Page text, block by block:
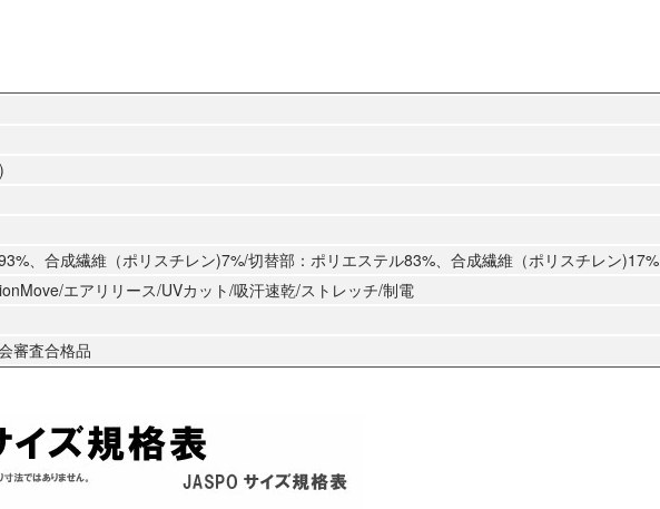
、合成繊維（ポリスチレン)7%/切替部：ポリエステル83%、合成繊維（ポリスチレン)17%
エアリリース/UVカット/吸汗速乾/ストレッチ/制電
審査合格品